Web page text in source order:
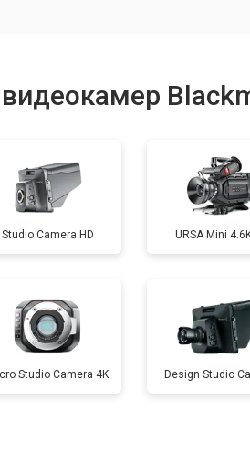
Studio Camera HD URSA Mini
Studio Camera 4K Design Studio